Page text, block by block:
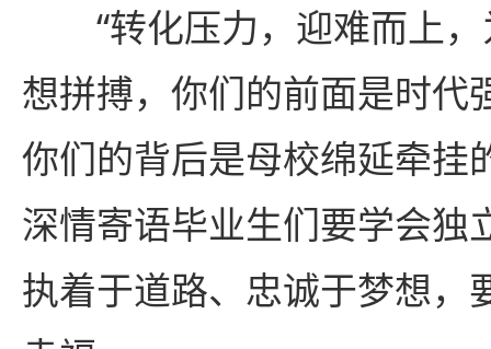
“转化压力，迎难而上
想拼搏，你们的前面是时代
你们的背后是母校绵延牵挂
深情寄语毕业生们要学会独
执着于道路、忠诚于梦想，